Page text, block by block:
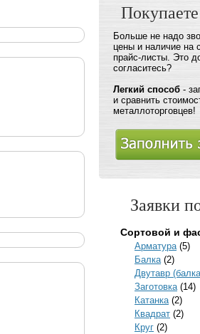
Больше не надо
цены и наличие на
прайс-листы. Это
согласитесь?
Легкий способ -
и сравнить
металлоторговцев!
Заявки
Сортовой и
Арматура (5)
Балка (2)
Двутавр
Заготовка (14)
Катанка (2)
Квадрат (2)
Круг (2)